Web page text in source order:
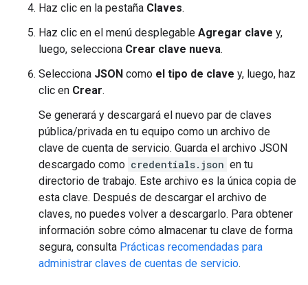
Haz clic en la pestaña Claves.
Haz clic en el menú desplegable Agregar clave y,
luego, selecciona Crear clave nueva.
Selecciona JSON como el tipo de clave y, luego, haz
clic en Crear.
Se generará y descargará el nuevo par de claves
pública/privada en tu equipo como un archivo de
clave de cuenta de servicio. Guarda el archivo JSON
descargado como credentials.json en tu
directorio de trabajo. Este archivo es la única copia de
esta clave. Después de descargar el archivo de
claves, no puedes volver a descargarlo. Para obtener
información sobre cómo almacenar tu clave de forma
segura, consulta Prácticas recomendadas para
administrar claves de cuentas de servicio.